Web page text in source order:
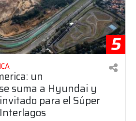
5
un
suma a Hyundai y
para el Súper